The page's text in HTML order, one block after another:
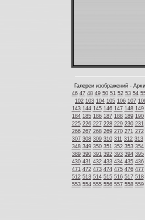
Галереи изображений -
46 47 48 49 50 51 52 53 54
102 103 104 105 106 107
143 144 145 146 147 148 149
184 185 186 187 188 189 190
225 226 227 228 229 230 231
266 267 268 269 270 271 272
307 308 309 310 311 312 313
348 349 350 351 352 353 354
389 390 391 392 393 394 395
430 431 432 433 434 435 436
471 472 473 474 475 476 477
512 513 514 515 516 517 518
553 554 555 556 557 558 559